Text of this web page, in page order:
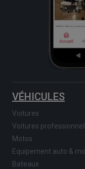
VÉHICULES
Voitures
Voitures
Motos
Equipement auto &
Bateaux